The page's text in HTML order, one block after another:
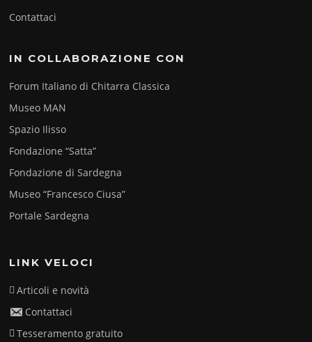
Contattaci
IN COLLABORAZIONE CON
Forum Italiano di Chitarra Classica
Museo MAN
Spazio Ilisso
Fondazione “Satta”
Fondazione di Sardegna
Museo “Francesco Ciusa”
Portale Sardegna
LINK VELOCI
Articoli e novità
Contattaci
Tesseramento gratuito